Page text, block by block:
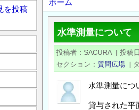
パ
ン
く
ず
ホーム
水準測量について
投稿者 SACURA | 投稿
セクション
質問広場 |
水準測量につ
貸与された平
を投稿